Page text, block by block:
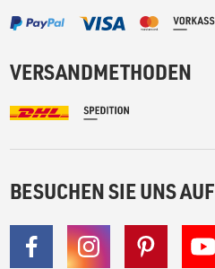
VERSANDMETHODEN
BESUCHEN SIE UNS AUF